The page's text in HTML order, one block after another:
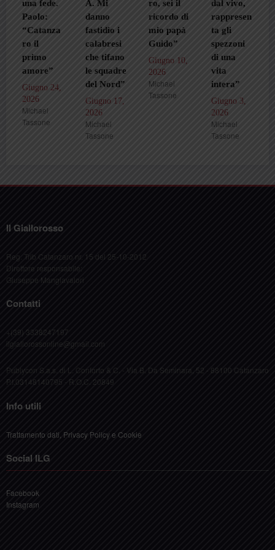
fede.
24,
A. Mi
fastidio i
che tifano
le squadre
del Nord”
Giugno 17,
Michael
ricordo di
mio papà
Guido”
Giugno 10,
2026
Michael
dal vivo,
rappresen
ta gli
spezzoni
di una
Giugno 3,
pelle”
Maggio
Michael
Il Giallorosso
Reg. Trib Catanzaro nr. 15 del 25-10-2012
Direttore responsabile:
Giuseppe Mangiavalori
Contatti
+(39) 3338247197
ilgiallorossonline@gmail.com
Publycon S.a.s. di L. Conforto & C. - Via B. Da Seminara, 52 - 88100 Catanzaro
P.I.03148140795 - R.O.C. 20849
Info utili
Trattamento dati, Privacy Policy e Cookie
Social ILG
Facebook
Instagram